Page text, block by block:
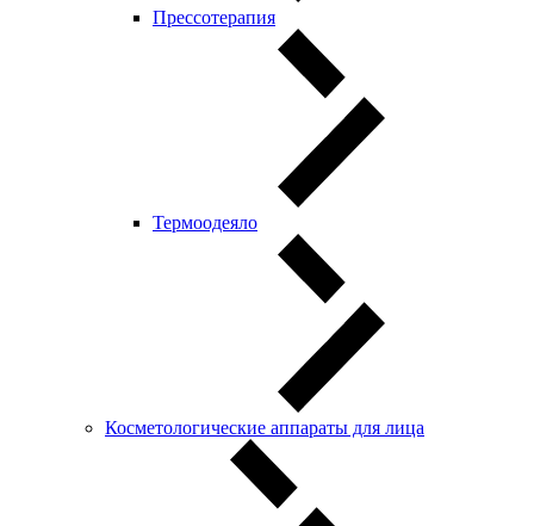
Прессотерапия
Термоодеяло
Косметологические аппараты для лица